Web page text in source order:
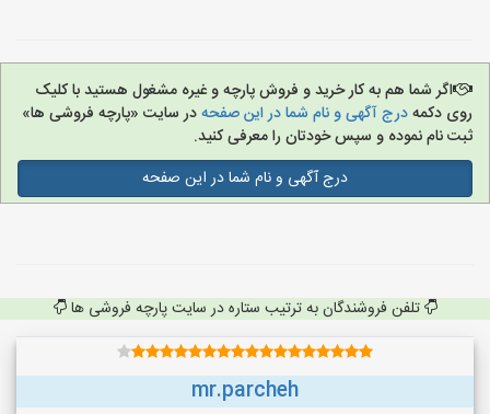
اگر شما هم به کار خرید و فروش پارچه و غیره مشغول هستید با کلیک
روی دکمهدرج آگهی و نام شما در این صفحهدر سایت «پارچه فروشی ها»
ثبت نام نموده و سپس خودتان را معرفی کنید.
درج آگهی و نام شما در این صفحه
تلفن فروشندگان به ترتیب ستاره در سایت پارچه فروشی ها
mr.parcheh